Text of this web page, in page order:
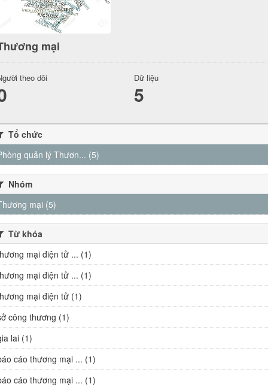
mại
theo dõi Dữ liệu
5
Tổ chức
quản lý Thươn... (5)
Nhóm
mại (5)
Từ khóa
mại điện tử ... (1)
mại điện tử ... (1)
mại điện tử (1)
công thương (1)
lai (1)
cáo thương mại ... (1)
cáo thương mại ... (1)